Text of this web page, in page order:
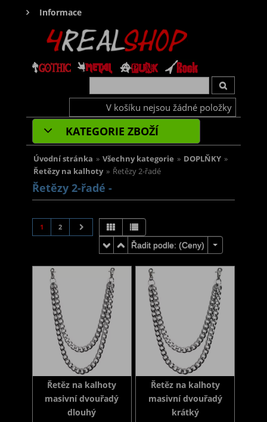
Informace
V košíku nejsou žádné položky
KATEGORIE ZBOŽÍ
Úvodní stránka » Všechny kategorie » DOPLŇKY »
Řetězy na kalhoty » Řetězy 2-řadé
Řetězy 2-řadé -
1 2
Řadit podle: (Ceny)
Řetěz na kalhoty
masivní dvouřadý
dlouhý
Řetěz na kalhoty
masivní dvouřadý
krátký